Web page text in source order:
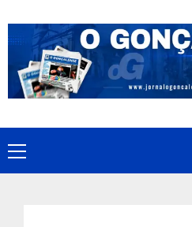
to
content
Primary
Menu